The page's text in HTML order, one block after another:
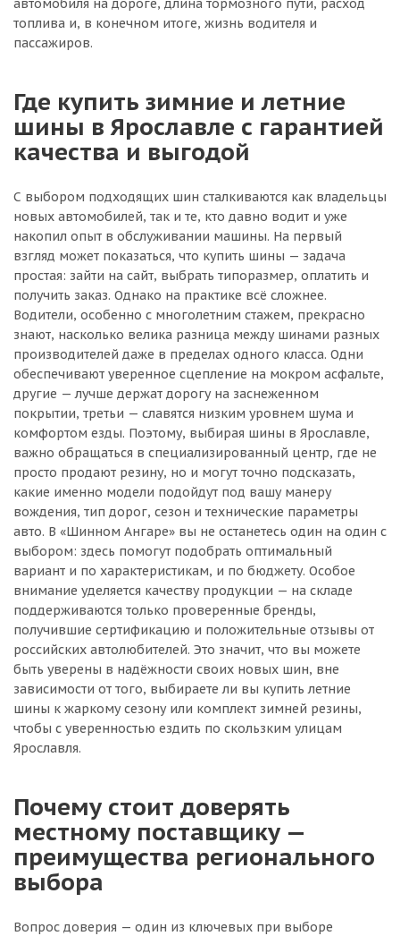
автомобиля на дороге, длина тормозного пути, расход
топлива и, в конечном итоге, жизнь водителя и
пассажиров.
Где купить зимние и летние
шины в Ярославле с гарантией
качества и выгодой
С выбором подходящих шин сталкиваются как владельцы
новых автомобилей, так и те, кто давно водит и уже
накопил опыт в обслуживании машины. На первый
взгляд может показаться, что купить шины — задача
простая: зайти на сайт, выбрать типоразмер, оплатить и
получить заказ. Однако на практике всё сложнее.
Водители, особенно с многолетним стажем, прекрасно
знают, насколько велика разница между шинами разных
производителей даже в пределах одного класса. Одни
обеспечивают уверенное сцепление на мокром асфальте,
другие — лучше держат дорогу на заснеженном
покрытии, третьи — славятся низким уровнем шума и
комфортом езды. Поэтому, выбирая шины в Ярославле,
важно обращаться в специализированный центр, где не
просто продают резину, но и могут точно подсказать,
какие именно модели подойдут под вашу манеру
вождения, тип дорог, сезон и технические параметры
авто. В «Шинном Ангаре» вы не останетесь один на один с
выбором: здесь помогут подобрать оптимальный
вариант и по характеристикам, и по бюджету. Особое
внимание уделяется качеству продукции — на складе
поддерживаются только проверенные бренды,
получившие сертификацию и положительные отзывы от
российских автолюбителей. Это значит, что вы можете
быть уверены в надёжности своих новых шин, вне
зависимости от того, выбираете ли вы купить летние
шины к жаркому сезону или комплект зимней резины,
чтобы с уверенностью ездить по скользким улицам
Ярославля.
Почему стоит доверять
местному поставщику —
преимущества регионального
выбора
Вопрос доверия — один из ключевых при выборе